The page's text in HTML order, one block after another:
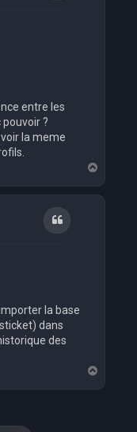
entre les
?
la meme
a
Citation
la base
dans
des
a